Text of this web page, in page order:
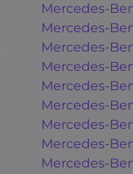
Mercedes-
Mercedes-
Mercedes-
Mercedes-
Mercedes-
Mercedes-
Mercedes-
Mercedes-
Mercedes-